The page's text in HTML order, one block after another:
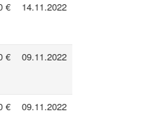
€ 14.11.2022
€ 09.11.2022
€ 09.11.2022